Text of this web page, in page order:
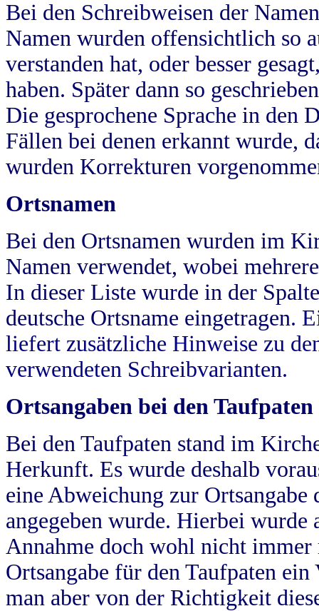
Bei den Schreibweisen der
Namen wurden offensichtlich so
verstanden hat, oder besser
haben. Später dann so
Die gesprochene Sprache in
Fällen bei denen erkannt wurde,
wurden Korrekturen
Ortsnamen
Bei den Ortsnamen wurden im
Namen verwendet, wobei
In dieser Liste wurde in der
deutsche Ortsname eingetragen.
liefert zusätzliche Hinweise zu
verwendeten Schreibvarianten.
Ortsangaben bei den Taufpaten
Bei den Taufpaten stand im
Herkunft. Es wurde deshalb
eine Abweichung zur
angegeben wurde. Hierbei wurde
Annahme doch wohl nicht
Ortsangabe für den Taufpaten
man aber von der Richtigkeit